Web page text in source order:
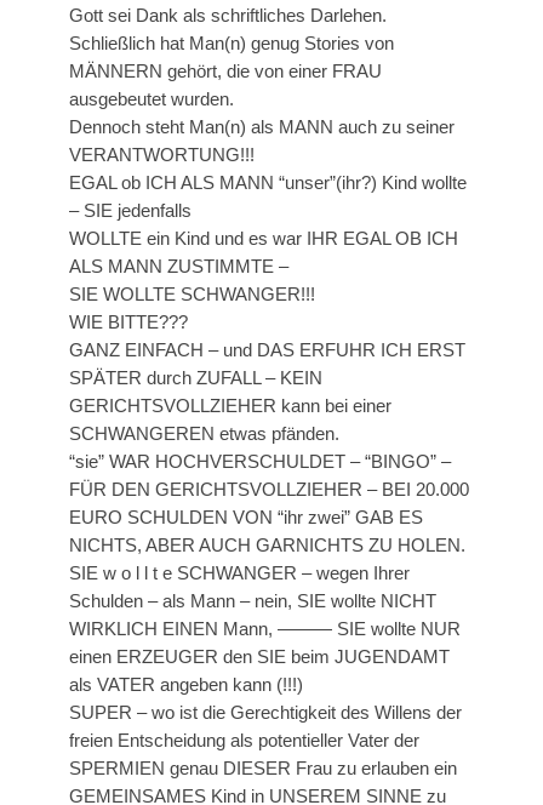
Gott sei Dank als schriftliches Darlehen.
Schließlich hat Man(n) genug Stories von
MÄNNERN gehört, die von einer FRAU
ausgebeutet wurden.
Dennoch steht Man(n) als MANN auch zu seiner
VERANTWORTUNG!!!
EGAL ob ICH ALS MANN “unser”(ihr?) Kind wollte
– SIE jedenfalls
WOLLTE ein Kind und es war IHR EGAL OB ICH
ALS MANN ZUSTIMMTE –
SIE WOLLTE SCHWANGER!!!
WIE BITTE???
GANZ EINFACH – und DAS ERFUHR ICH ERST
SPÄTER durch ZUFALL – KEIN
GERICHTSVOLLZIEHER kann bei einer
SCHWANGEREN etwas pfänden.
“sie” WAR HOCHVERSCHULDET – “BINGO” –
FÜR DEN GERICHTSVOLLZIEHER – BEI 20.000
EURO SCHULDEN VON “ihr zwei” GAB ES
NICHTS, ABER AUCH GARNICHTS ZU HOLEN.
SIE w o l l t e SCHWANGER – wegen Ihrer
Schulden – als Mann – nein, SIE wollte NICHT
WIRKLICH EINEN Mann, ——— SIE wollte NUR
einen ERZEUGER den SIE beim JUGENDAMT
als VATER angeben kann (!!!)
SUPER – wo ist die Gerechtigkeit des Willens der
freien Entscheidung als potentieller Vater der
SPERMIEN genau DIESER Frau zu erlauben ein
GEMEINSAMES Kind in UNSEREM SINNE zu